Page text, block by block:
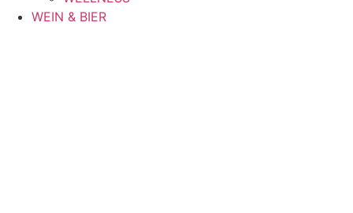
WEIN & BIER